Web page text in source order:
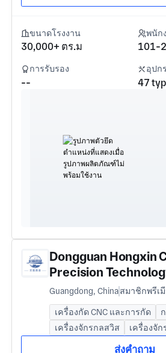
ขนาดโรงงาน
30,000+ ตร.ม
พนัก
101-
การรับรอง
--
อุปก
47
Dongguan Hongxin
Precision
Guangdong, Chinaสมาชิกพรีเ
เครื่องกัด CNC และการกัด
เครื่องจักรกลสวิส
เครื่องจัก
ส่งคำถาม